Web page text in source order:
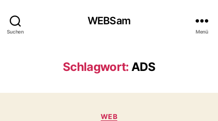
Suchen
WEBSam
Menü
Schlagwort: ADS
Kategorien
WEB